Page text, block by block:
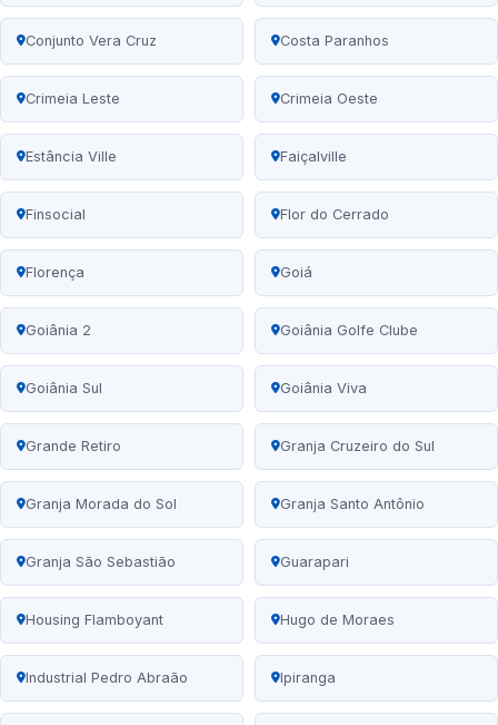
Conjunto Vera Cruz Costa Paranhos
Crimeia Leste Crimeia Oeste
Estância Ville Faiçalville
Finsocial Flor do Cerrado
Florença Goiá
Goiânia 2 Goiânia Golfe Clube
Goiânia Sul Goiânia Viva
Grande Retiro Granja Cruzeiro do Sul
Granja Morada do Sol Granja Santo Antônio
Granja São Sebastião Guarapari
Housing Flamboyant Hugo de Moraes
Industrial Pedro Abraão Ipiranga